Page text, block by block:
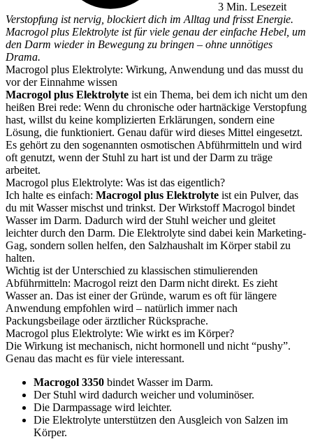
3 Min. Lesezeit
Verstopfung ist nervig, blockiert dich im Alltag und frisst Energie.
Macrogol plus Elektrolyte ist für viele genau der einfache Hebel, um
den Darm wieder in Bewegung zu bringen – ohne unnötiges
Drama.
Macrogol plus Elektrolyte: Wirkung, Anwendung und das musst du
vor der Einnahme wissen
Macrogol plus Elektrolyte ist ein Thema, bei dem ich nicht um den
heißen Brei rede: Wenn du chronische oder hartnäckige Verstopfung
hast, willst du keine komplizierten Erklärungen, sondern eine
Lösung, die funktioniert. Genau dafür wird dieses Mittel eingesetzt.
Es gehört zu den sogenannten osmotischen Abführmitteln und wird
oft genutzt, wenn der Stuhl zu hart ist und der Darm zu träge
arbeitet.
Macrogol plus Elektrolyte: Was ist das eigentlich?
Ich halte es einfach: Macrogol plus Elektrolyte ist ein Pulver, das
du mit Wasser mischst und trinkst. Der Wirkstoff Macrogol bindet
Wasser im Darm. Dadurch wird der Stuhl weicher und gleitet
leichter durch den Darm. Die Elektrolyte sind dabei kein Marketing-
Gag, sondern sollen helfen, den Salzhaushalt im Körper stabil zu
halten.
Wichtig ist der Unterschied zu klassischen stimulierenden
Abführmitteln: Macrogol reizt den Darm nicht direkt. Es zieht
Wasser an. Das ist einer der Gründe, warum es oft für längere
Anwendung empfohlen wird – natürlich immer nach
Packungsbeilage oder ärztlicher Rücksprache.
Macrogol plus Elektrolyte: Wie wirkt es im Körper?
Die Wirkung ist mechanisch, nicht hormonell und nicht “pushy”.
Genau das macht es für viele interessant.
Macrogol 3350 bindet Wasser im Darm.
Der Stuhl wird dadurch weicher und voluminöser.
Die Darmpassage wird leichter.
Die Elektrolyte unterstützen den Ausgleich von Salzen im
Körper.